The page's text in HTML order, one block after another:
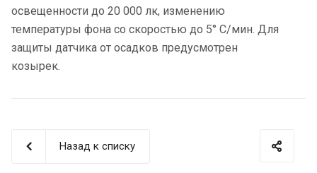
освещенности до 20 000 лк, изменению
температуры фона со скоростью до 5° С/мин. Для
защиты датчика от осадков предусмотрен
козырек.
Назад к списку